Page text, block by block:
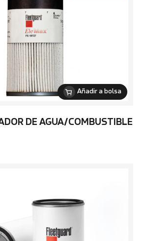
Añadir a bolsa
DE AGUA/COMBUSTIBLE